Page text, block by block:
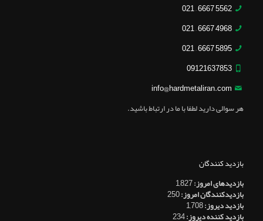
5562 6667 – 021
4968 6667 – 021
5895 6667 – 021
09121637853
info@hardmetaliran.com
هر سوالی دارید لطفا با ما در ارتباط باشید.
بازدید کنندگان
بازدیدهای امروز:1,827
بازدیدکنندگان امروز:250
بازدید دیروز:1,708
بازدید کننده دیروز:234